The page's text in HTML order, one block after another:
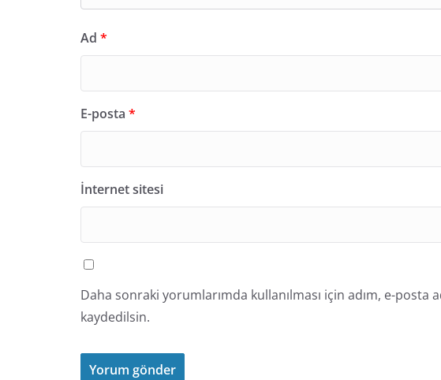
Ad *
E-posta *
İnternet sitesi
Daha sonraki yorumlarımda kullanılması için adım, e-posta
kaydedilsin.